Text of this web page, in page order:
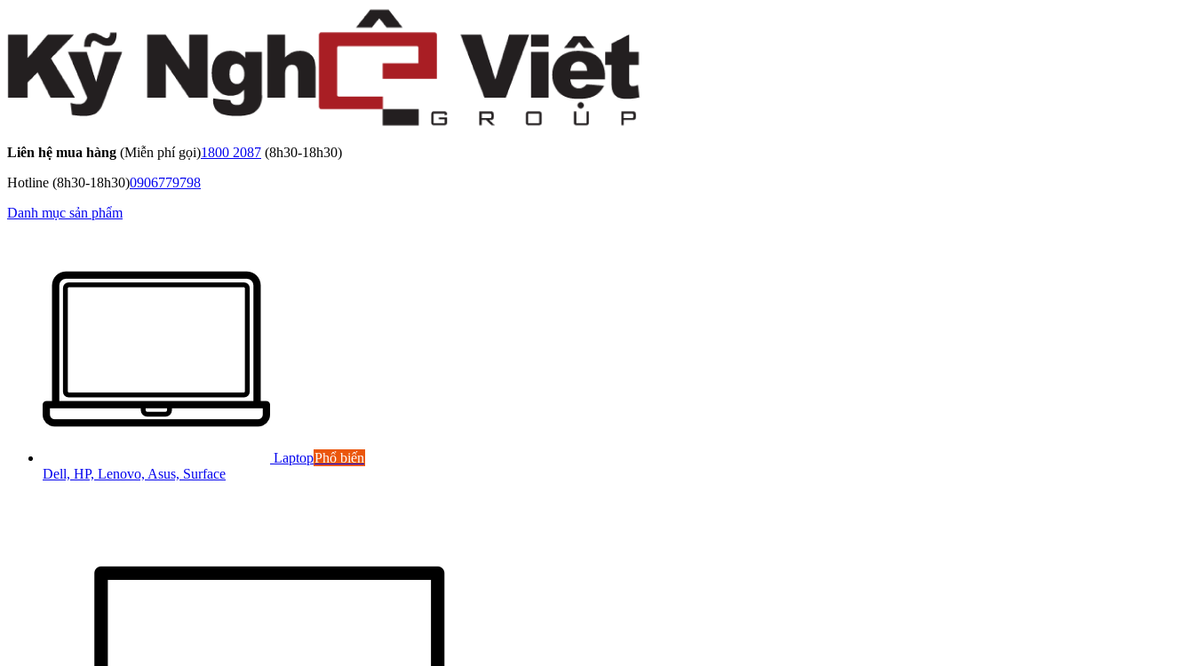
Liên hệ mua hàng (Miễn phí gọi)1800 2087 (8h30-18h30)
Hotline (8h30-18h30)0906779798
Danh mục sản phẩm
LaptopPhổ biến
Dell, HP, Lenovo, Asus, Surface